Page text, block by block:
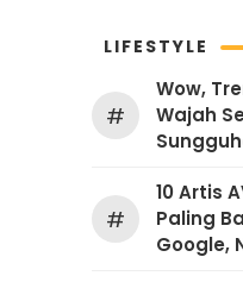
LIFESTYLE
#
Wow,
Wajah
#
10 Artis
Paling
Google,